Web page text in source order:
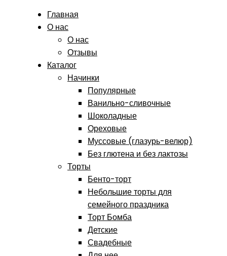
Главная
О нас
О нас
Отзывы
Каталог
Начинки
Популярные
Ванильно-сливочные
Шоколадные
Ореховые
Муссовые (глазурь-велюр)
Без глютена и без лактозы
Торты
Бенто-торт
Небольшие торты для
семейного праздника
Торт Бомба
Детские
Свадебные